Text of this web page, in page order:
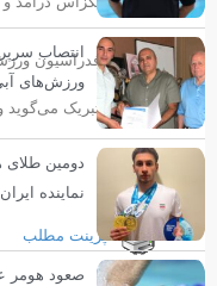
از همین رو فدراسیون
کشور بوده تبریک می‌گوید
انتهای پیام
پرینت مطلب
انتصاب
ورزش‌های
دومین طلای
نماینده